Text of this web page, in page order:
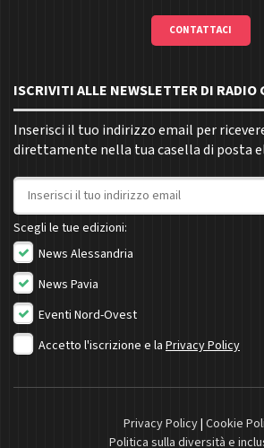
CONTATTACI
ISCRIVITI ALLE NEWSLETTER DI RADIO
Inserisci il tuo indirizzo email per
direttamente nella tua casella di posta
Indirizzo email
Scegli le tue edizioni:
News Alessandria
News Pavia
Eventi Nord-Ovest
Accetto l'iscrizione e la Privacy Policy
Privacy Policy| Cookie
Politica sulla diversità e